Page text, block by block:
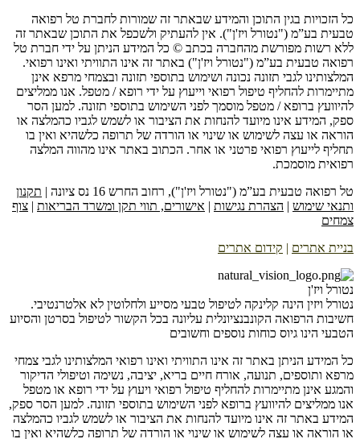
כל הזכויות בגין התוכן והמידע שבאתר זה שמורות לחברת טל רפואה
טבעית בע”מ ("נטורל ויז'ן"). אין להעתיק ולשכפל את התוכן שבאתר זה
ללא רשות מפורשת מהחברה בכתב © כל המידע הניתן על ידי חברת טל
רפואה טבעית בע”מ ("נטורל ויז'ן") באתר זה אינו התוויתי ואינו רפואי.
המלצותינו לגבי תזונה נכונה ושימוש בתוספי תזונה ובצמחי מרפא אינן
מתיימרות להחליף טיפול רפואי וייעוץ על ידי רופא / מטפל. אנו ממליצים
להיוועץ ברופא / מטפל מוסמך לפני השימוש בתוספי תזונה. למען הסר
ספק, המידע אינו מיועד להנחות את הציבור או לשמש לגביו כהמלצה או
הוראה או עצה לשימוש או שינוי או הורדה של תרופה כלשהיא ואין בו
תחליף לייעוץ רפואי פרטני או אחר. הכתוב באתר אינו מהווה המלצה
רפואית מוסמכת.
טל רפואה טבעית בע”מ ("נטורל ויז'ן"), רחוב החרש 16 נס ציונה |
תקנון
ותנאי שימוש
הצהרת נגישות אישורים, תווי תקן ומשרד הבריאות
צוף
צמחים
בניית אתרים
קידום אתרים
נטורל ויז'ן
נטורל ויזין הינה קלינקה לטיפול טבעי מסייע ולחלוטין לא אלטרנטיבי.
חשיבות הרפואה הקונבנציונלית עליונה בכל הקשור לטיפול בסרטן והסיוע
הטבעי הינו גיוס כוחות נוספים וחשובים
כל המידע הניתן באתר זה אינו התוויתי ואינו רפואי המלצותינו לגבי צמחי
מרפא ותוספים, תנועה, אורח חיים בריא, יציבה, נשימה וטיפולי הדיקור
והמגע אינן מתיימרות להחליף טיפול רפואי ויעוץ על ידי רופא או מטפל
אנו ממליצים להיוועץ ברופא לפני השימוש בתוספי תזונה. למען הסר ספק,
המידע באתר זה אינו מיועד להנחות את הציבור או לשמש לגביו כהמלצה
או הוראה או עצה לשימוש או שינוי או הורדה של תרופה כלשהיא ואין בו